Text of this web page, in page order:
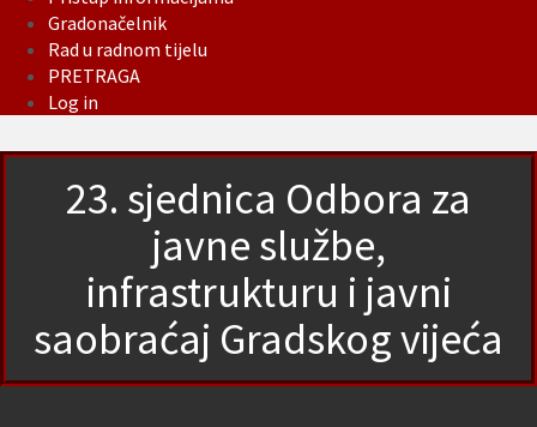
Gradonačelnik
Rad u radnom tijelu
PRETRAGA
Log in
23. sjednica Odbora za
javne službe,
infrastrukturu i javni
saobraćaj Gradskog vijeća